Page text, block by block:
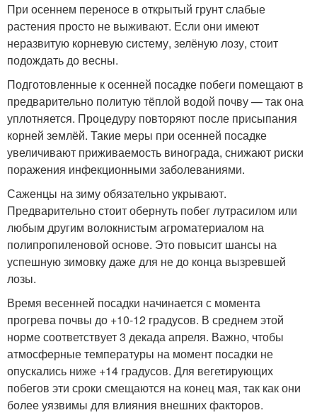
При осеннем переносе в открытый грунт слабые
растения просто не выживают. Если они имеют
неразвитую корневую систему, зелёную лозу, стоит
подождать до весны.
Подготовленные к осенней посадке побеги помещают в
предварительно политую тёплой водой почву — так она
уплотняется. Процедуру повторяют после присыпания
корней землёй. Такие меры при осенней посадке
увеличивают приживаемость винограда, снижают риски
поражения инфекционными заболеваниями.
Саженцы на зиму обязательно укрывают.
Предварительно стоит обернуть побег лутрасилом или
любым другим волокнистым агроматериалом на
полипропиленовой основе. Это повысит шансы на
успешную зимовку даже для не до конца вызревшей
лозы.
Время весенней посадки начинается с момента
прогрева почвы до +10-12 градусов. В среднем этой
норме соответствует 3 декада апреля. Важно, чтобы
атмосферные температуры на момент посадки не
опускались ниже +14 градусов. Для вегетирующих
побегов эти сроки смещаются на конец мая, так как они
более уязвимы для влияния внешних факторов.